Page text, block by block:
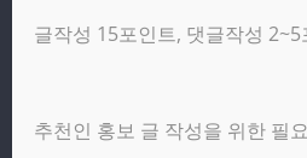
오늘의 조회수:1,653
광고 제휴 홍보 일반 문의 :
글작성 15포인트, 댓글작성 2~5
추천인 홍보 글 작성을 위한 필